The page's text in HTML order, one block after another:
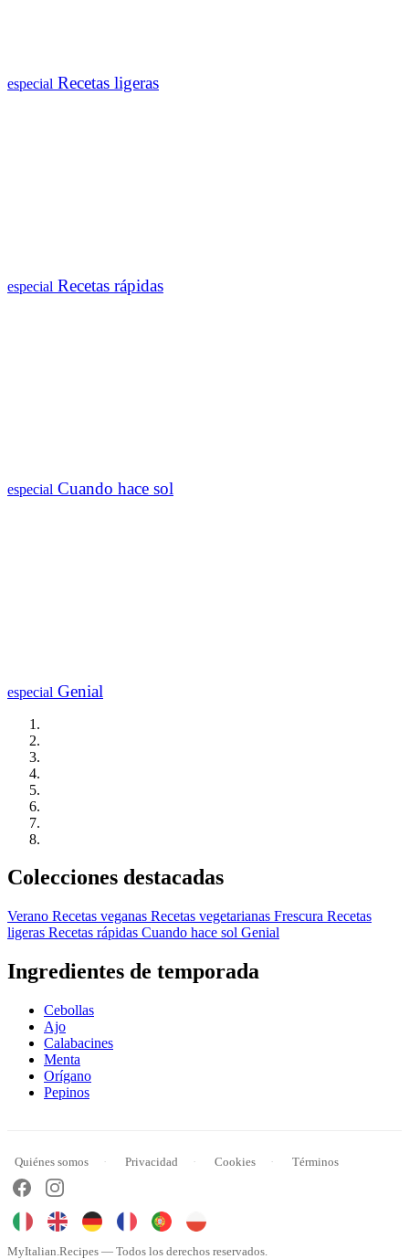
especial Recetas ligeras
especial Recetas rápidas
especial Cuando hace sol
especial Genial
Colecciones destacadas
Verano Recetas veganas Recetas vegetarianas Frescura Recetas
ligeras Recetas rápidas Cuando hace sol Genial
Ingredientes de temporada
Cebollas
Ajo
Calabacines
Menta
Orígano
Pepinos
Quiénes somos Privacidad Cookies Términos
MyItalian.Recipes — Todos los derechos reservados.